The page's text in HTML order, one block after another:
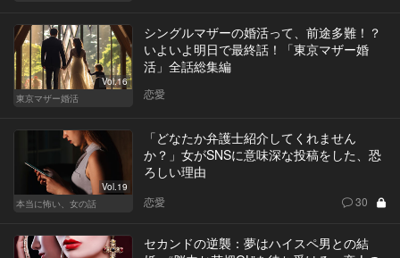
Vol.16
東京マザー婚活
シングルマザーの婚活って、前途多難！？
いよいよ明日で最終話！「東京マザー婚
活」全話総集編
恋愛
Vol.19
本当に怖い、女の話
「どなたか弁護士紹介してくれません
か？」女がSNSに意味深な投稿をした、恐
ろしい理由
恋愛 30
セカンドの逆襲：夢はハイスペ男との結